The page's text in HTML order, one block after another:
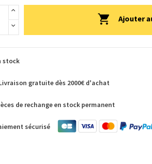
Ajouter
stock
gratuite dès 2000€ d'achat
de rechange en stock permanent
sécurisé